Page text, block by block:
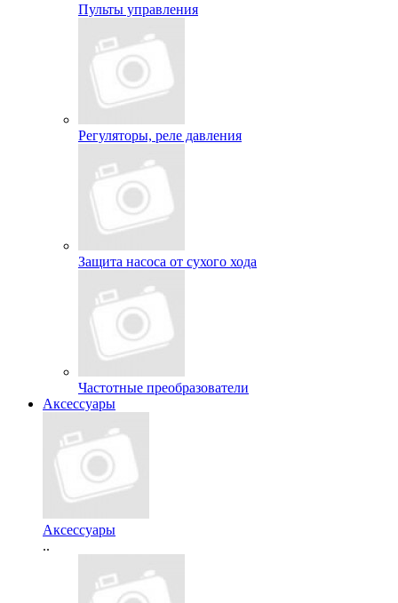
Пульты управления
Регуляторы, реле давления
Защита насоса от сухого хода
Частотные преобразователи
Аксессуары
Аксессуары
..